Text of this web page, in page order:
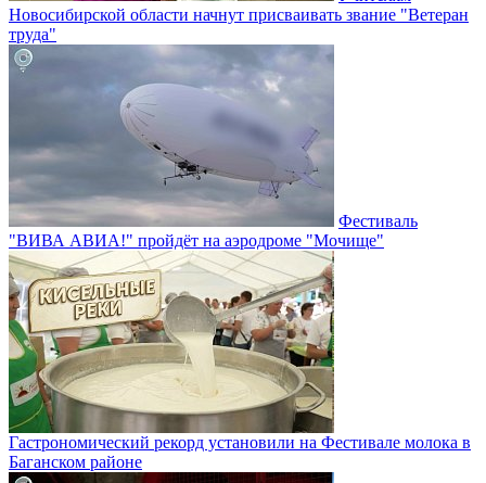
Новосибирской области начнут присваивать звание "Ветеран
труда"
Фестиваль
"ВИВА АВИА!" пройдёт на аэродроме "Мочище"
Гастрономический рекорд установили на Фестивале молока в
Баганском районе